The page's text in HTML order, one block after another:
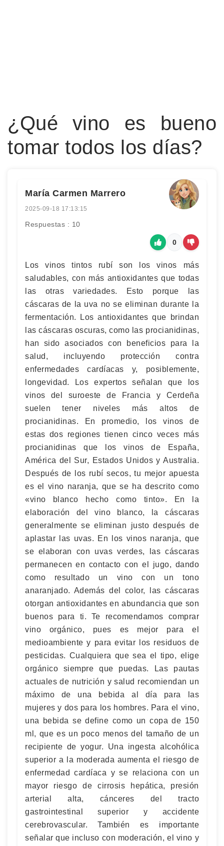
¿Qué vino es bueno
tomar todos los días?
María Carmen Marrero
2025-09-18 17:13:15
Respuestas : 10
0
Los vinos tintos rubí son los vinos más
saludables, con más antioxidantes que todas
las otras variedades. Esto porque las
cáscaras de la uva no se eliminan durante la
fermentación. Los antioxidantes que brindan
las cáscaras oscuras, como las procianidinas,
han sido asociados con beneficios para la
salud, incluyendo protección contra
enfermedades cardíacas y, posiblemente,
longevidad. Los expertos señalan que los
vinos del suroeste de Francia y Cerdeña
suelen tener niveles más altos de
procianidinas. En promedio, los vinos de
estas dos regiones tienen cinco veces más
procianidinas que los vinos de España,
América del Sur, Estados Unidos y Australia.
Después de los rubí secos, tu mejor apuesta
es el vino naranja, que se ha descrito como
«vino blanco hecho como tinto». En la
elaboración del vino blanco, la cáscaras
generalmente se eliminan justo después de
aplastar las uvas. En los vinos naranja, que
se elaboran con uvas verdes, las cáscaras
permanecen en contacto con el jugo, dando
como resultado un vino con un tono
anaranjado. Además del color, las cáscaras
otorgan antioxidantes en abundancia que son
buenos para ti. Te recomendamos comprar
vino orgánico, pues es mejor para el
medioambiente y para evitar los residuos de
pesticidas. Cualquiera que sea el tipo, elige
orgánico siempre que puedas. Las pautas
actuales de nutrición y salud recomiendan un
máximo de una bebida al día para las
mujeres y dos para los hombres. Para el vino,
una bebida se define como un copa de 150
ml, que es un poco menos del tamaño de un
recipiente de yogur. Una ingesta alcohólica
superior a la moderada aumenta el riesgo de
enfermedad cardíaca y se relaciona con un
mayor riesgo de cirrosis hepática, presión
arterial alta, cánceres del tracto
gastrointestinal superior y accidente
cerebrovascular. También es importante
señalar que incluso con moderación, el vino y